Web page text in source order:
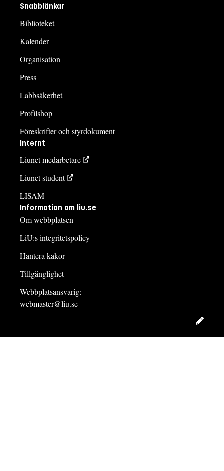
Snabblänkar
Biblioteket
Kalender
Organisation
Press
Labbsäkerhet
Profilshop
Föreskrifter och styrdokument
Internt
Liunet medarbetare
Liunet student
LISAM
Information om liu.se
Om webbplatsen
LiU:s integritetspolicy
Hantera kakor
Tillgänglighet
Webbplatsansvarig:
webmaster@liu.se